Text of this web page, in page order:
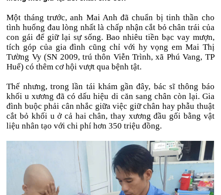
Một tháng trước, anh Mai Anh đã chuẩn bị tinh thần cho
tình huống đau lòng nhất là chấp nhận cắt bỏ chân trái của
con gái để giữ lại sự sống. Bao nhiêu tiền bạc vay mượn,
tích góp của gia đình cũng chỉ với hy vọng em Mai Thị
Tường Vy (SN 2009, trú thôn Viễn Trình, xã Phú Vang, TP
Huế) có thêm cơ hội vượt qua bệnh tật.
Thế nhưng, trong lần tái khám gần đây, bác sĩ thông báo
khối u xương đã có dấu hiệu di căn sang chân còn lại. Gia
đình buộc phải cân nhắc giữa việc giữ chân hay phẫu thuật
cắt bỏ khối u ở cả hai chân, thay xương đầu gối bằng vật
liệu nhân tạo với chi phí hơn 350 triệu đồng.